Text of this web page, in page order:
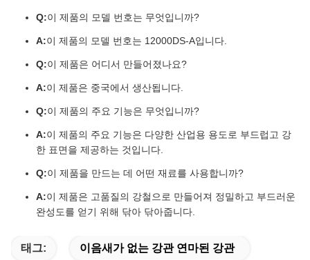
Q:이 제품의 모델 번호는 무엇입니까?
A:이 제품의 모델 번호는 12000DS-A입니다.
Q:이 제품은 어디서 만들어졌나요?
A:이 제품은 중국에서 생산됩니다.
Q:이 제품의 주요 기능은 무엇입니까?
A:이 제품의 주요 기능은 다양한 산업용 용도로 부드럽고 강
한 표면을 제공하는 것입니다.
Q:이 제품을 만드는 데 어떤 재료를 사용합니까?
A:이 제품은 고품질의 강철으로 만들어져 정밀하고 부드러운
완성도를 얻기 위해 닦아 닦아줍니다.
태그: 이음새가 없는 강관 연마된 강관